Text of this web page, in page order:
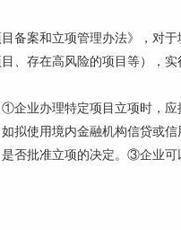
备案和立项管理办法》，对
、存在高风险的项目等），实
企业办理特定项目立项时，
拟使用境内金融机构信贷或
否批准立项的决定。③企业